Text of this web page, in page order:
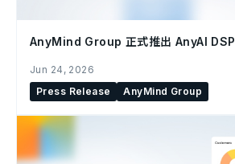
AnyMind Group 正式推出 AnyAI DSP
Jun 24, 2026
Press Release
AnyMind Group